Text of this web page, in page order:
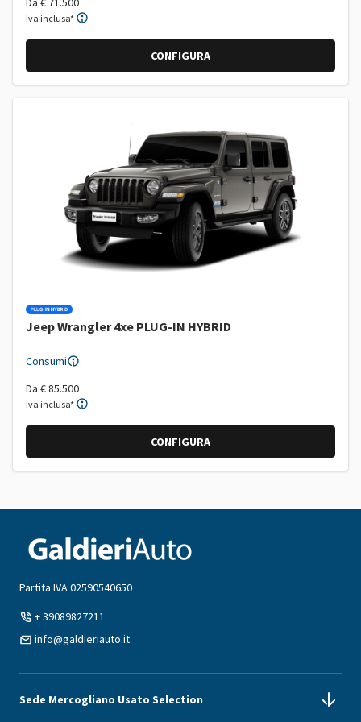
Iva inclusa*
CONFIGURA
Jeep Wrangler 4xe PLUG-IN HYBRID
Consumi
Da € 85.500
Iva inclusa*
CONFIGURA
Partita IVA 02590540650
+ 39089827211
info@galdieriauto.it
Sede Mercogliano Usato Selection